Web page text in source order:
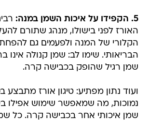
5. הקפידו על איכות השמן במנה:
האורז לפני בישולו, מנהג שתורם
הקלורי של המנה ולפעמים גם
הבריאותי. שימו לב: שמן קנולה אינו
שמן רגיל שהופק בכבישה קרה.
ועוד נתון מפתיע: טיגון אורז מתבצע
נמוכות, מה שמאפשר שימוש אפילו
שמן איכותי אחר בכבישה קרה. כל